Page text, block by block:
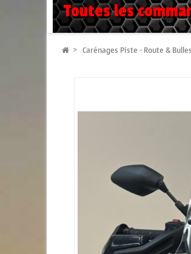
Toutes les
Carénages Piste - Route & Bulles